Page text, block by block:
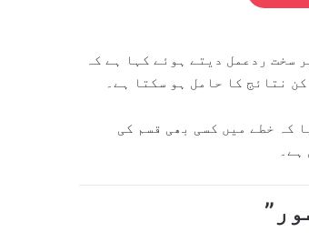
سخت ردعمل دیتے ہوئے کہا ہے کہ
نتائج کا حامل ہو سکتا ہے۔
کہ خطے میں کسی بھی قسم کی
ہے۔